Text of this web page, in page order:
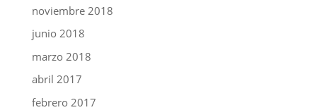
noviembre 2018
junio 2018
marzo 2018
abril 2017
febrero 2017